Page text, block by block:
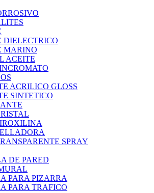
DIELECTRICO
MARINO
ACEITE
ACRILICO GLOSS
SINTETICO
SPRAY
DE PARED
PARA PIZARRA
PARA TRAFICO